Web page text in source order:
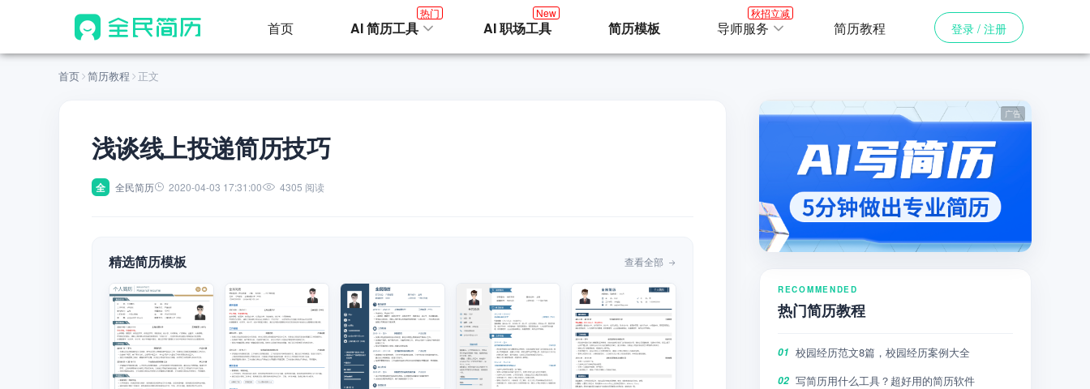
首页 AI 简历工具
热门
AI 职场工具
New
简历模板 导师服务
秋招立减
简历教程 登录 / 注册
首页 简历教程 正文
浅谈线上投递简历技巧
全 全民简历 2020-04-03 17:31:00 4305 阅读
精选简历模板 查看全部
RECOMMENDED
热门简历教程
01 校园经历范文8篇，校园经历案例大全
02 写简历用什么工具？超好用的简历软件